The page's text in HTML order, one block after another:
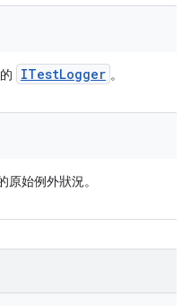
ITestLogger 。
原始例外狀況。